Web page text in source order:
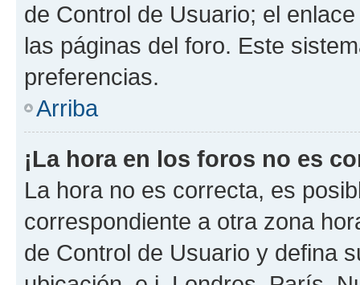
de Control de Usuario; el
las páginas del foro. Este
preferencias.
Arriba
¡La hora en los foros no es
La hora no es correcta, es
correspondiente a otra zona
de Control de Usuario y defina